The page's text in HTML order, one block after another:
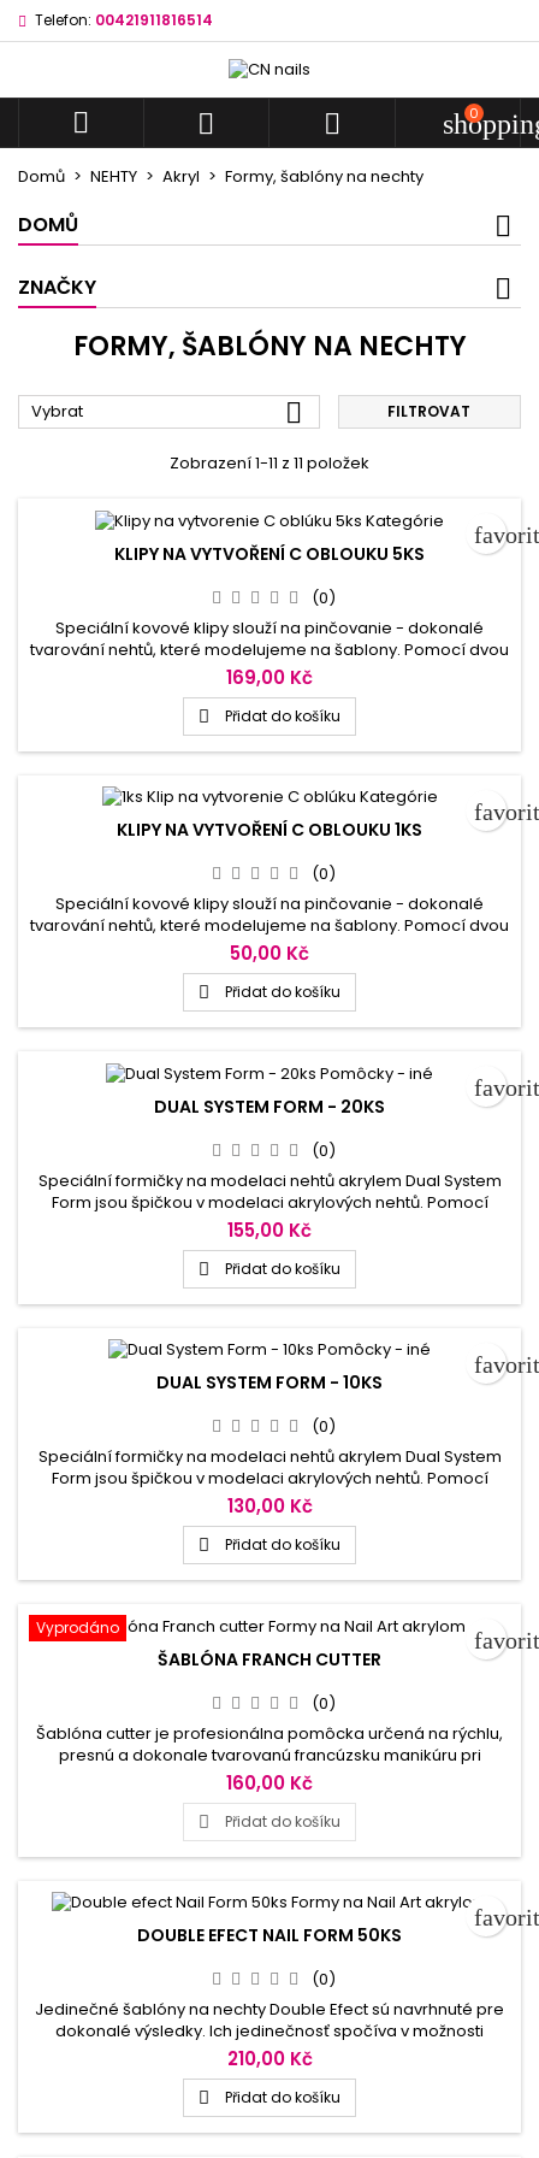
Telefon: 00421911816514
   0
Domů Domov
NEHTY Akryl Formy, šablóny na nechty
DOMŮ
ZNAČKY
FORMY, ŠABLÓNY NA NECHTY
Vybrat  FILTROVAT
Zobrazení 1-11 z 11 položek
KLIPY NA VYTVOŘENÍ C OBLOUKU 5KS
(0)
Speciální kovové klipy slouží na pinčovanie - dokonalé
tvarování nehtů, které modelujeme na šablony. Pomocí dvou
svorek, které se přitisknou po obou stranách
vymodelovaných nehtů dosáhnete perfektní tunelový tvar.
Klipy je možné dezinfikovat a opětovně používat, pohodlné a
praktické, zajišťují dokonalý tvar nehtu. Délka 2,8cm.
169,00 Kč
 Přidat do košíku
KLIPY NA VYTVOŘENÍ C OBLOUKU 1KS
(0)
Speciální kovové klipy slouží na pinčovanie - dokonalé
tvarování nehtů, které modelujeme na šablony. Pomocí dvou
svorek, které se přitisknou po obou stranách
vymodelovaných nehtů dosáhnete perfektní tunelový tvar.
Klipy je možné dezinfikovat a opětovně používat, pohodlné a
praktické, zajišťují dokonalý tvar nehtu. Délka 2,8cm.
50,00 Kč
 Přidat do košíku
DUAL SYSTEM FORM - 20KS
(0)
Speciální formičky na modelaci nehtů akrylem Dual System
Form jsou špičkou v modelaci akrylových nehtů. Pomocí
těchto formiček vymodelujeme akrylové nehty velmi rychle a
jednoduše. Formičky mají několikanásobné použití a šetří čas
až o polovinu ve srovnání s klasickou modelací, velikostní
škála od 1-10.
155,00 Kč
 Přidat do košíku
DUAL SYSTEM FORM - 10KS
(0)
Speciální formičky na modelaci nehtů akrylem Dual System
Form jsou špičkou v modelaci akrylových nehtů. Pomocí
těchto formiček vymodelujeme akrylové nehty velmi rychle a
jednoduše. Formičky mají několikanásobné použití a šetří čas
až o polovinu ve srovnání s klasickou modelací, velikostní
škála od 1-10.
130,00 Kč
 Přidat do košíku
Vyprodáno
ŠABLÓNA FRANCH CUTTER
(0)
Šablóna cutter je profesionálna pomôcka určená na rýchlu,
presnú a dokonale tvarovanú francúzsku manikúru pri
modelácií akrylových nechtov. French cutter zaručí precízne
vytvarovanie smile línie odrezaním prebytočného materiálu
zo špičky nechta počas modelácie. French cutter výrazne
ušetrí čas strávený vytvarovaním špičky nechtov a zdokonalí
vašu prácu.
160,00 Kč
 Přidat do košíku
DOUBLE EFECT NAIL FORM 50KS
(0)
Jedinečné šablóny na nechty Double Efect sú navrhnuté pre
dokonalé výsledky. Ich jedinečnosť spočíva v možnosti
obojstrannej modelácie nechtov. Pomocou jednej šablónky
môžete vymodelovať buď Spitz alebo Edge tvar nechtov.
Dokonalá lepiaca schopnosť, precízne vyznačené línie,
dokonalý tvar.
210,00 Kč
 Přidat do košíku
My wishlists
add_circle_outline
Create new list
((modalTitle))
((confirmMessage))
((cancelText))
Vytvořit seznam přání
Název seznamu přání
Vytvořit seznam
Přihlásit se
Musíte být přihlášen, abyste si mohli výrobky uložit do
seznamu přání.